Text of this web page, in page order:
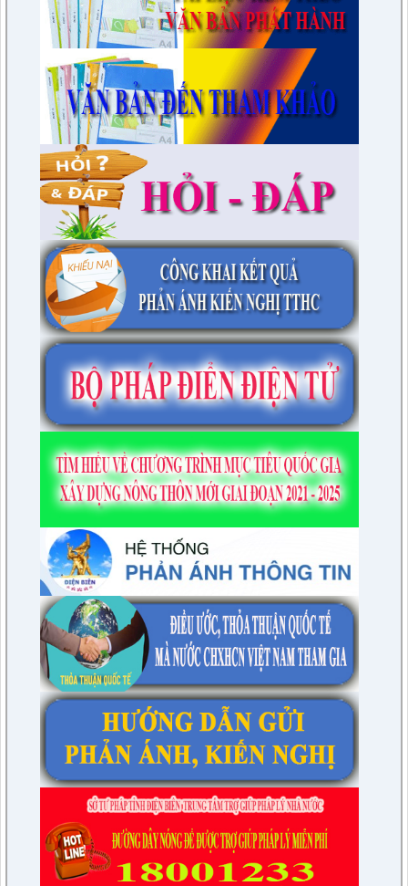
lượt xem: 3390 | lượt tải:597
230/CTr-TT HĐND
Chương trình công tác tháng 03/2023 của TT HĐND
lượt xem: 3383 | lượt tải:461
1/NQ-TTHĐND
Nghị quyết V/v: Điều chỉnh cục bộ quy hoạch chi tiết xây dựng
tỷ lệ 1/500 Khu trung tâm thị trấn Tuần Giáo huyện Tuần Giáo
tỉnh Điện Biên ( Khu dân cư số 1 Thị trấn Tuần Giáo; Khu dân
cư số 2 Thị trấn Tuần Giáo; Khu dân cư mới số 3
lượt xem: 2804 | lượt tải:1463
2/CV-BDT
Đề xuất chuyên đề giám sát năm 2024
lượt xem: 3926 | lượt tải:979
4/CV-BKTXH
Đề xuất nội dung giám sát năm 2024 của TT HĐND huyện
lượt xem: 4948 | lượt tải:1315